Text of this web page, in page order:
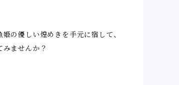
の優しい煌めきを手元に宿して、
ませんか？